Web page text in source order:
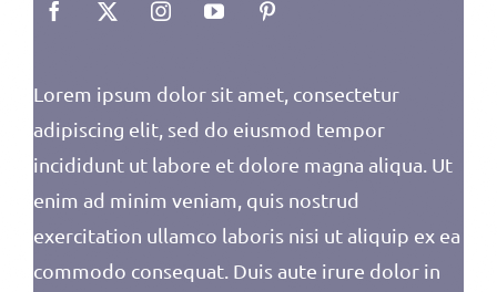
Lorem ipsum dolor sit amet, consectetur
adipiscing elit, sed do eiusmod tempor
incididunt ut labore et dolore magna aliqua. Ut
enim ad minim veniam, quis nostrud
exercitation ullamco laboris nisi ut aliquip ex ea
commodo consequat. Duis aute irure dolor in